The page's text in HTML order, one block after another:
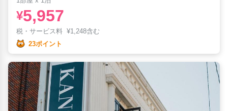
¥5,957
税・サービス料 ¥1,248含む
23ポイント